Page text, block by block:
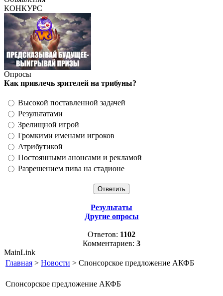
КОНКУРС
Опросы
Как привлечь зрителей на трибуны?
Высокой поставленной задачей
Результатами
Зрелищной игрой
Громкими именами игроков
Атрибутикой
Постоянными анонсами и рекламой
Разрешением пива на стадионе
Результаты
Другие опросы
Ответов: 1102
Комментариев: 3
MainLink
Главная > Новости > Спонсорское предложение АКФБ
Спонсорское предложение АКФБ